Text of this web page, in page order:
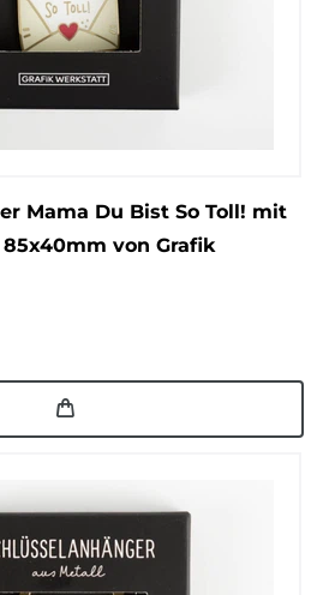
Mama Du Bist So Toll! mit
von Grafik